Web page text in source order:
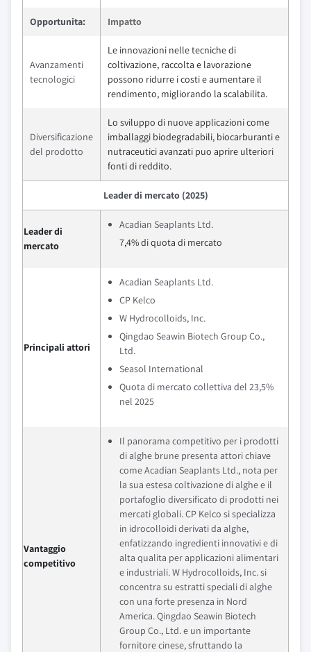
Opportunita: Impatto
Avanzamenti
tecnologici
Le innovazioni nelle tecniche di
coltivazione, raccolta e lavorazione
possono ridurre i costi e aumentare il
rendimento, migliorando la scalabilita.
Diversificazione
del prodotto
Lo sviluppo di nuove applicazioni come
imballaggi biodegradabili, biocarburanti e
nutraceutici avanzati puo aprire ulteriori
fonti di reddito.
Leader di mercato (2025)
Leader di
mercato
Acadian Seaplants Ltd.
7,4% di quota di mercato
Principali attori
Acadian Seaplants Ltd.
CP Kelco
W Hydrocolloids, Inc.
Qingdao Seawin Biotech Group Co.,
Ltd.
Seasol International
Quota di mercato collettiva del 23,5%
nel 2025
Vantaggio
competitivo
Il panorama competitivo per i prodotti
di alghe brune presenta attori chiave
come Acadian Seaplants Ltd., nota per
la sua estesa coltivazione di alghe e il
portafoglio diversificato di prodotti nei
mercati globali. CP Kelco si specializza
in idrocolloidi derivati da alghe,
enfatizzando ingredienti innovativi e di
alta qualita per applicazioni alimentari
e industriali. W Hydrocolloids, Inc. si
concentra su estratti speciali di alghe
con una forte presenza in Nord
America. Qingdao Seawin Biotech
Group Co., Ltd. e un importante
fornitore cinese, sfruttando la